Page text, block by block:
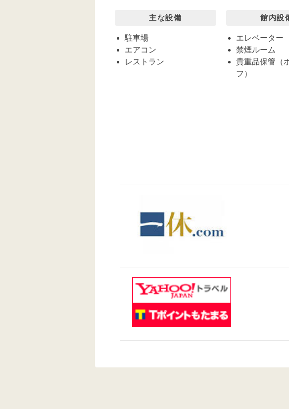
主な設備
駐車場
エアコン
レストラン
館内設
エレベーター
禁煙ルーム
貴重品保管（
フ）